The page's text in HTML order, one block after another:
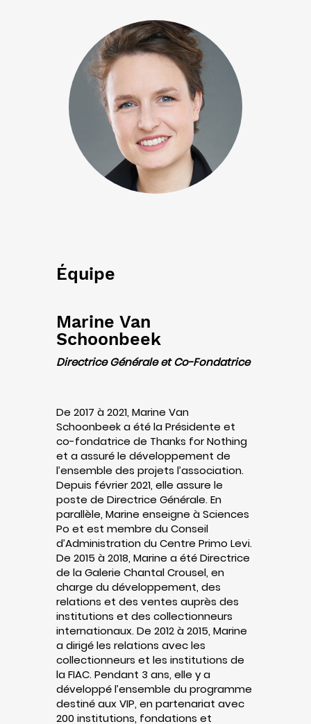
Équipe
Marine Van
Schoonbeek
Directrice Générale et Co-Fondatrice
De 2017 à 2021, Marine Van
Schoonbeek a été la Présidente et
co-fondatrice de Thanks for Nothing
et a assuré le développement de
l’ensemble des projets l’association.
Depuis février 2021, elle assure le
poste de Directrice Générale. En
parallèle, Marine enseigne à Sciences
Po et est membre du Conseil
d’Administration du Centre Primo Levi.
De 2015 à 2018, Marine a été Directrice
de la Galerie Chantal Crousel, en
charge du développement, des
relations et des ventes auprès des
institutions et des collectionneurs
internationaux. De 2012 à 2015, Marine
a dirigé les relations avec les
collectionneurs et les institutions de
la FIAC. Pendant 3 ans, elle y a
développé l’ensemble du programme
destiné aux VIP, en partenariat avec
200 institutions, fondations et